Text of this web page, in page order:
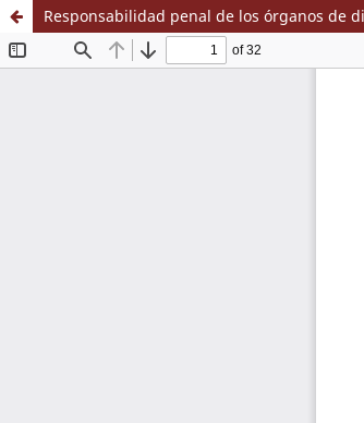
Responsabilidad penal de los órganos de